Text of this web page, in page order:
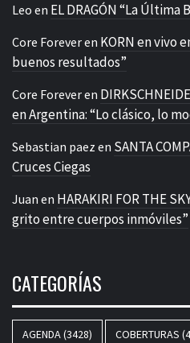
Leo en EL DRAGÓN “La Última
Core Foreveren KORN en vivo
buenos resultados”
Core Foreveren
en Argentina: “Lo clásico, lo
Sebastian paez en SANTA
Cruces Ciegas
Juan en HARAKIRI FOR THE
grito entre cuerpos inmóviles”
CATEGORÍAS
AGENDA(3428) COBERTURAS